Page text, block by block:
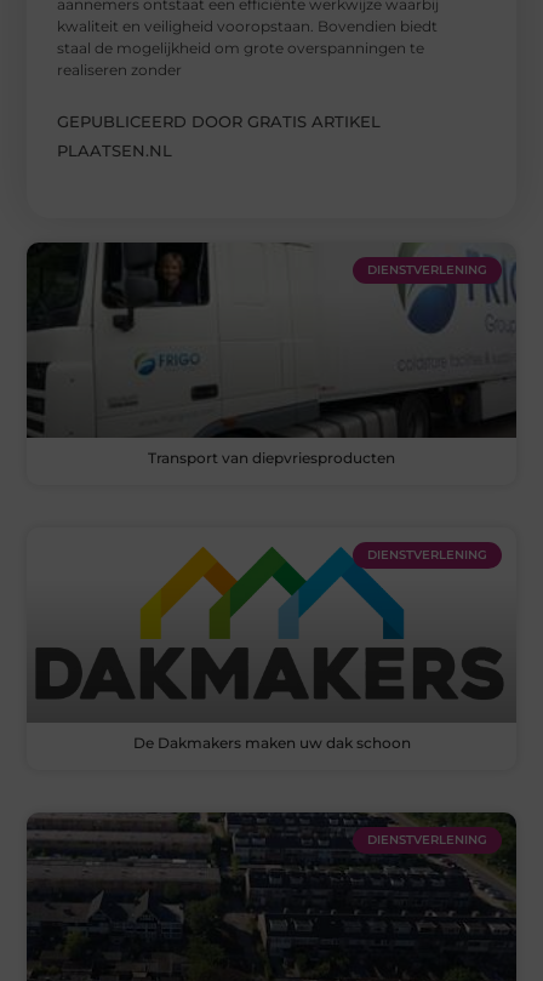
aannemers ontstaat een efficiënte werkwijze waarbij
kwaliteit en veiligheid vooropstaan. Bovendien biedt
staal de mogelijkheid om grote overspanningen te
realiseren zonder
GEPUBLICEERD DOOR GRATIS ARTIKEL
PLAATSEN.NL
DIENSTVERLENING
Transport van diepvriesproducten
DIENSTVERLENING
De Dakmakers maken uw dak schoon
DIENSTVERLENING